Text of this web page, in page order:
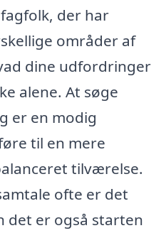
der har
områder af
dine udfordringer
alene. At søge
er en modig
til en mere
tilværelse.
ofte er det
det er også starten